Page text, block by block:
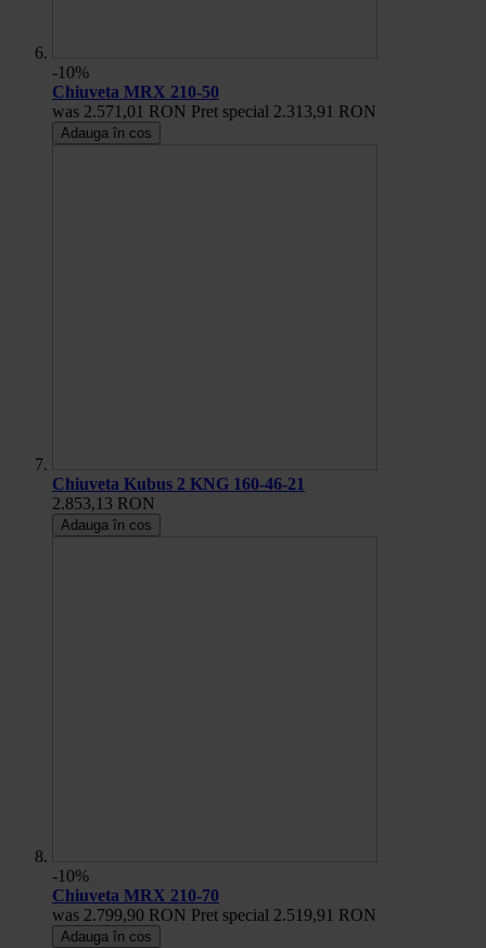
-10%
Chiuveta MRX 210-50
was 2.571,01 RON Pret special 2.313,91 RON
Adauga în cos
Chiuveta Kubus 2 KNG 160-46-21
2.853,13 RON
Adauga în cos
-10%
Chiuveta MRX 210-70
was 2.799,90 RON Pret special 2.519,91 RON
Adauga în cos